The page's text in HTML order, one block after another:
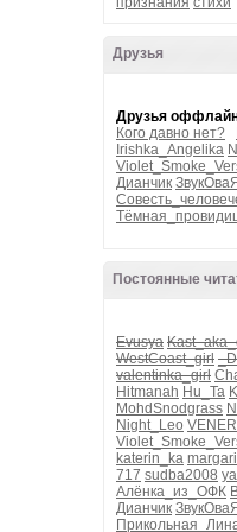
Друзья
Друзья
Кого давно нет?
Irishka_Angelika
Дианчик
Постоянные
Evusya
WestCoast_girl
valentinka_girl
Hitmanah Hu_Ta
MohdSnodgrass
Night_Leo
katerin_ka
717 sudba2008
Алёнка_из_ОФК
Дианчик